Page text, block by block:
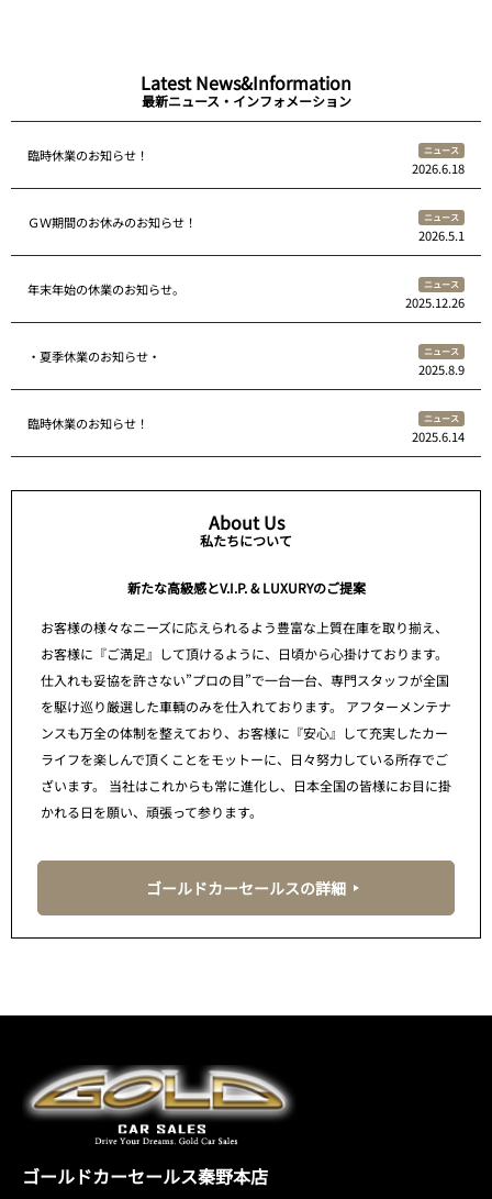
Latest News&Information
最新ニュース・インフォメーション
臨時休業のお知らせ！ ニュース
2026.6.18
ＧＷ期間のお休みのお知らせ！ ニュース
2026.5.1
年末年始の休業のお知らせ。 ニュース
2025.12.26
・夏季休業のお知らせ・ ニュース
2025.8.9
臨時休業のお知らせ！ ニュース
2025.6.14
About Us
私たちについて
新たな高級感とV.I.P. & LUXURYのご提案
お客様の様々なニーズに応えられるよう豊富な上質在庫を取り揃え、
お客様に『ご満足』して頂けるように、日頃から心掛けております。
仕入れも妥協を許さない”プロの目”で一台一台、専門スタッフが全国
を駆け巡り厳選した車輌のみを仕入れております。 アフターメンテナ
ンスも万全の体制を整えており、お客様に『安心』して充実したカー
ライフを楽しんで頂くことをモットーに、日々努力している所存でご
ざいます。 当社はこれからも常に進化し、日本全国の皆様にお目に掛
かれる日を願い、頑張って参ります。
ゴールドカーセールスの詳細
ゴールドカーセールス秦野本店